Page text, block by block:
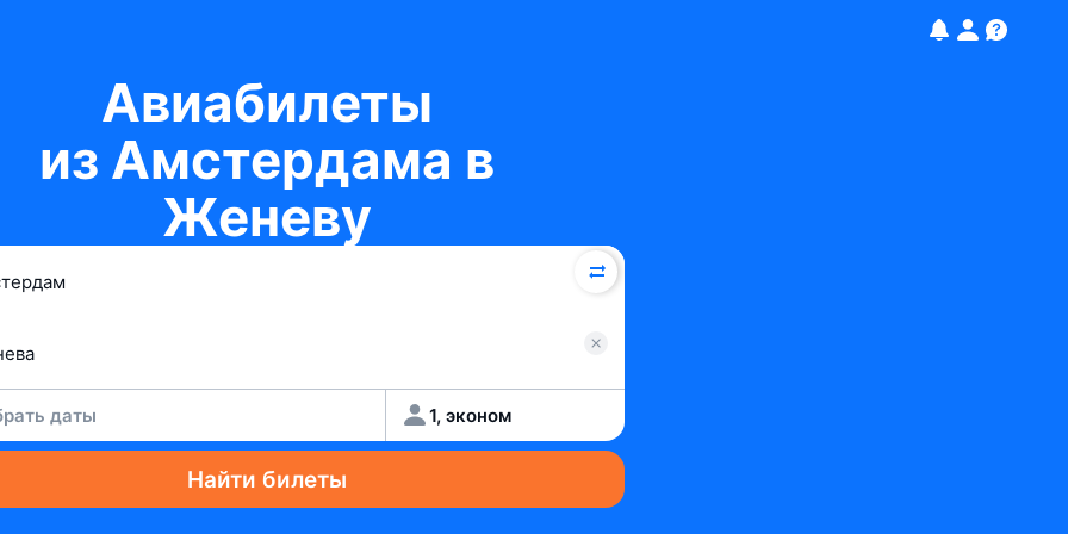
Авиабилеты
из Амстердама в
Женеву
даты 1, эконом
Найти билеты